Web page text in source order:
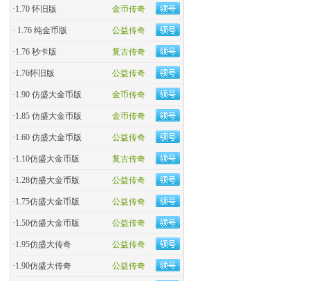
金币传奇
·1.70 怀旧版
公益传奇
· 1.76 纯金币版
复古传奇
·1.76 秒卡版
公益传奇
·1.76怀旧版
金币传奇
·1.90 仿盛大金币版
金币传奇
·1.85 仿盛大金币版
公益传奇
·1.60 仿盛大金币版
复古传奇
·1.10仿盛大金币版
公益传奇
·1.28仿盛大金币版
公益传奇
·1.75仿盛大金币版
公益传奇
·1.50仿盛大金币版
公益传奇
·1.95仿盛大传奇
公益传奇
·1.90仿盛大传奇